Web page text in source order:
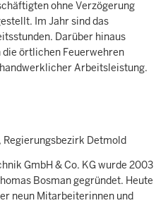
ohne Verzögerung
Im Jahr sind das
Darüber hinaus
örtlichen Feuerwehren
Arbeitsleistung.
Detmold
GmbH & Co. KG wurde 2003
Bosman gegründet. Heute
neun Mitarbeiterinnen und